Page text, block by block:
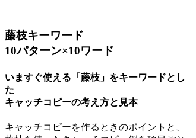
藤枝キーワード
10パターン×10ワード
いますぐ使える「藤枝」をキーワードとし
た
キャッチコピーの考え方と見本
キャッチコピーを作るときのポイントと、